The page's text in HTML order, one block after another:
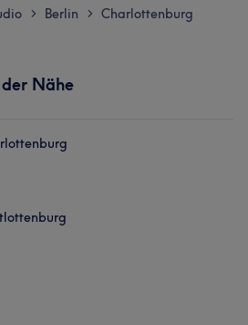
> Berlin > Charlottenburg
Nähe